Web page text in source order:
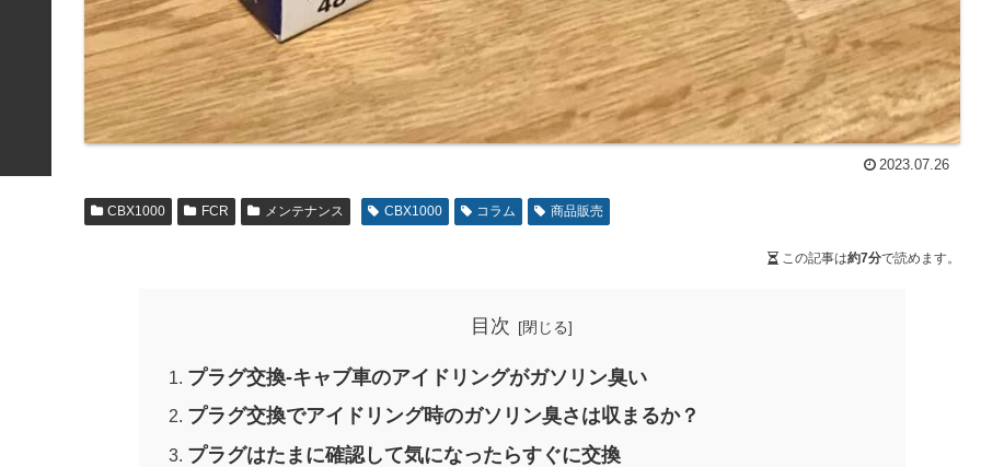
2023.07.26
CBX1000 FCR メンテナンス CBX1000 コラム 商品販売
この記事は約7分で読めます。
目次
プラグ交換-キャブ車のアイドリングがガソリン臭い
プラグ交換でアイドリング時のガソリン臭さは収まるか？
プラグはたまに確認して気になったらすぐに交換